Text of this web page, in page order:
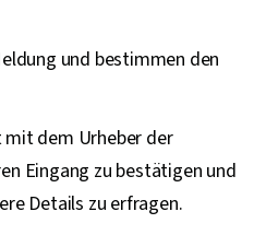
und bestimmen den
dem Urheber der
Eingang zu bestätigen und
Details zu erfragen.